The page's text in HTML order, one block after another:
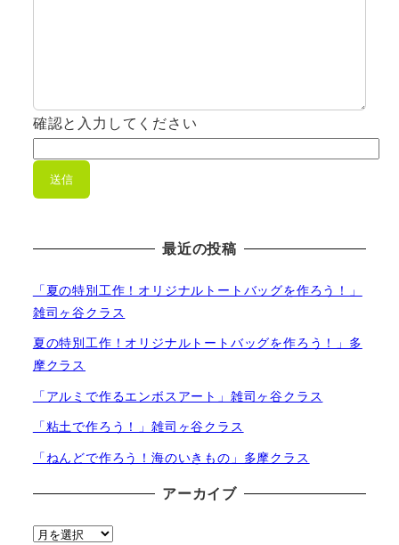
確認と入力してください
最近の投稿
「夏の特別工作！オリジナルトートバッグを作ろう！」
雑司ヶ谷クラス
夏の特別工作！オリジナルトートバッグを作ろう！」多
摩クラス
「アルミで作るエンボスアート」雑司ヶ谷クラス
「粘土で作ろう！」雑司ヶ谷クラス
「ねんどで作ろう！海のいきもの」多摩クラス
アーカイブ
ア